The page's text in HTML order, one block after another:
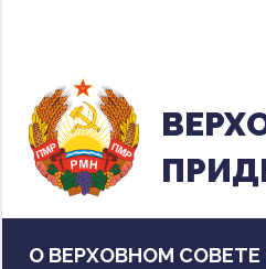
содержанию
О ВЕРХОВНОМ СОВЕТЕ